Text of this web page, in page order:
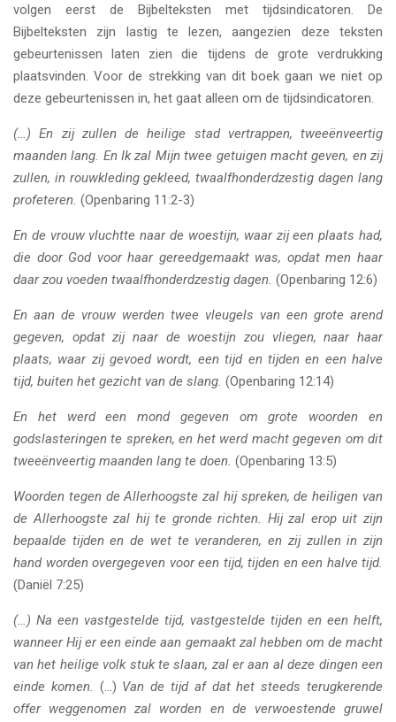
volgen eerst de Bijbelteksten met tijdsindicatoren. De
Bijbelteksten zijn lastig te lezen, aangezien deze teksten
gebeurtenissen laten zien die tijdens de grote verdrukking
plaatsvinden. Voor de strekking van dit boek gaan we niet op
deze gebeurtenissen in, het gaat alleen om de tijdsindicatoren.
(…) En zij zullen de heilige stad vertrappen, tweeënveertig
maanden lang. En Ik zal Mijn twee getuigen macht geven, en zij
zullen, in rouwkleding gekleed, twaalfhonderdzestig dagen lang
profeteren. (Openbaring 11:2-3)
En de vrouw vluchtte naar de woestijn, waar zij een plaats had,
die door God voor haar gereedgemaakt was, opdat men haar
daar zou voeden twaalfhonderdzestig dagen. (Openbaring 12:6)
En aan de vrouw werden twee vleugels van een grote arend
gegeven, opdat zij naar de woestijn zou vliegen, naar haar
plaats, waar zij gevoed wordt, een tijd en tijden en een halve
tijd, buiten het gezicht van de slang. (Openbaring 12:14)
En het werd een mond gegeven om grote woorden en
godslasteringen te spreken, en het werd macht gegeven om dit
tweeënveertig maanden lang te doen. (Openbaring 13:5)
Woorden tegen de Allerhoogste zal hij spreken, de heiligen van
de Allerhoogste zal hij te gronde richten. Hij zal erop uit zijn
bepaalde tijden en de wet te veranderen, en zij zullen in zijn
hand worden overgegeven voor een tijd, tijden en een halve tijd.
(Daniël 7:25)
(…) Na een vastgestelde tijd, vastgestelde tijden en een helft,
wanneer Hij er een einde aan gemaakt zal hebben om de macht
van het heilige volk stuk te slaan, zal er aan al deze dingen een
einde komen. (…) Van de tijd af dat het steeds terugkerende
offer weggenomen zal worden en de verwoestende gruwel